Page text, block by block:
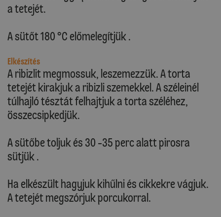
a tetejét.
A sütőt 180 °C előmelegítjük .
Elkészítés
A ribizlit megmossuk, leszemezzük. A torta
tetejét kirakjuk a ribizli szemekkel. A széleinél
túlhajló tésztát felhajtjuk a torta széléhez,
összecsipkedjük.
A sütőbe toljuk és 30 -35 perc alatt pirosra
sütjük .
Ha elkészült hagyjuk kihűlni és cikkekre vágjuk.
A tetejét megszórjuk porcukorral.